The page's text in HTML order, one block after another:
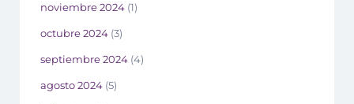
noviembre 2024 (1)
octubre 2024 (3)
septiembre 2024 (4)
agosto 2024 (5)